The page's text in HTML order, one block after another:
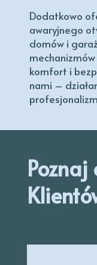
Dodatkowo
awaryjnego
domów i
komfort i
nami –